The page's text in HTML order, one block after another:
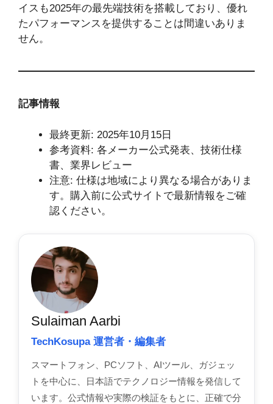
イスも2025年の最先端技術を搭載しており、優れ
たパフォーマンスを提供することは間違いありま
せん。
記事情報
最終更新: 2025年10月15日
参考資料: 各メーカー公式発表、技術仕様
書、業界レビュー
注意: 仕様は地域により異なる場合がありま
す。購入前に公式サイトで最新情報をご確
認ください。
Sulaiman Aarbi
TechKosupa 運営者・編集者
スマートフォン、PCソフト、AIツール、ガジェッ
トを中心に、日本語でテクノロジー情報を発信して
います。公式情報や実際の検証をもとに、正確で分